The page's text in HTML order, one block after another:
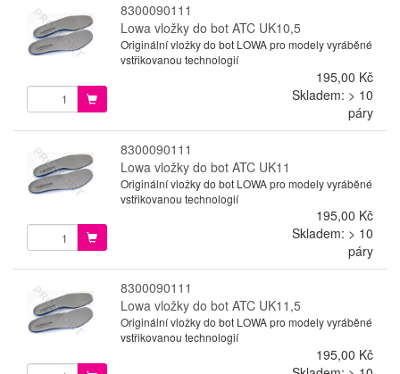
8300090111
Lowa vložky do bot ATC UK10,5
Originální vložky do bot LOWA pro modely vyráběné
vstřikovanou technologií
195,00 Kč
Skladem: > 10
páry
8300090111
Lowa vložky do bot ATC UK11
Originální vložky do bot LOWA pro modely vyráběné
vstřikovanou technologií
195,00 Kč
Skladem: > 10
páry
8300090111
Lowa vložky do bot ATC UK11,5
Originální vložky do bot LOWA pro modely vyráběné
vstřikovanou technologií
195,00 Kč